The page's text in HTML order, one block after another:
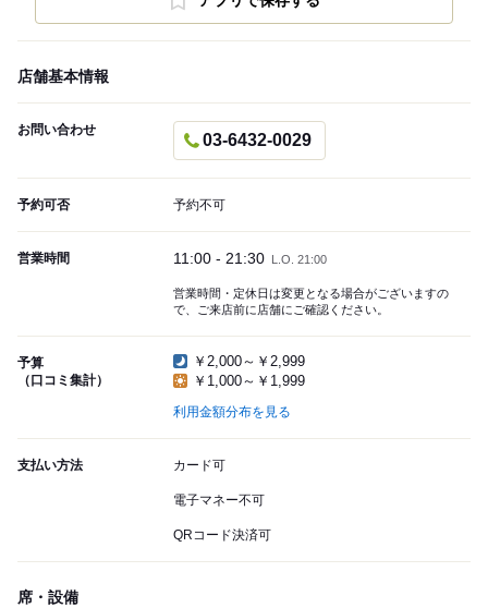
店舗基本情報
お問い合わせ
03-6432-0029
予約可否 予約不可
営業時間 11:00 - 21:30 L.O. 21:00
営業時間・定休日は変更となる場合がございますの
で、ご来店前に店舗にご確認ください。
予算
（口コミ集計）
￥2,000～￥2,999
￥1,000～￥1,999
利用金額分布を見る
支払い方法 カード可
電子マネー不可
QRコード決済可
席・設備